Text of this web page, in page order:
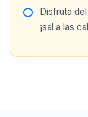
Disfruta
¡sal a las